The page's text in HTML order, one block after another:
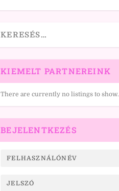
KIEMELT PARTNEREINK
There are currently no listings to show.
BEJELENTKEZÉS